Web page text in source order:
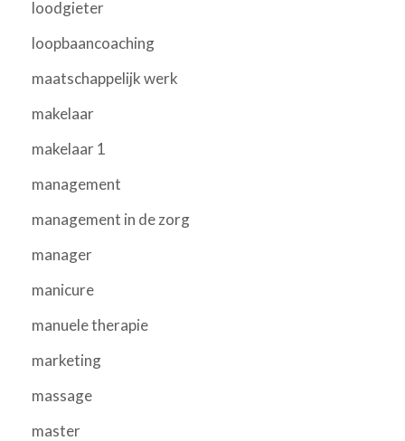
loodgieter
loopbaancoaching
maatschappelijk werk
makelaar
makelaar 1
management
management in de zorg
manager
manicure
manuele therapie
marketing
massage
master